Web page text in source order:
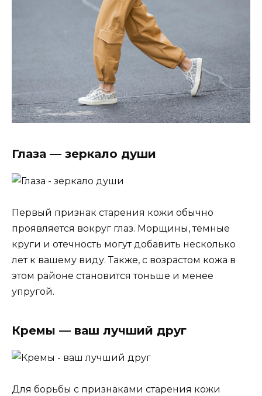
Глаза — зеркало души
Первый признак старения кожи обычно
проявляется вокруг глаз. Морщины, темные
круги и отечность могут добавить несколько
лет к вашему виду. Также, с возрастом кожа в
этом районе становится тоньше и менее
упругой.
Кремы — ваш лучший друг
Для борьбы с признаками старения кожи